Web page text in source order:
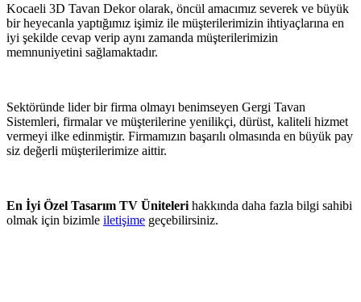
Kocaeli 3D Tavan Dekor olarak, öncül amacımız severek ve büyük
bir heyecanla yaptığımız işimiz ile müşterilerimizin ihtiyaçlarına en
iyi şekilde cevap verip aynı zamanda müşterilerimizin
memnuniyetini sağlamaktadır.
Sektöründe lider bir firma olmayı benimseyen Gergi Tavan
Sistemleri, firmalar ve müşterilerine yenilikçi, dürüst, kaliteli hizmet
vermeyi ilke edinmiştir. Firmamızın başarılı olmasında en büyük pay
siz değerli müşterilerimize aittir.
En İyi Özel Tasarım TV Üniteleri hakkında daha fazla bilgi sahibi
olmak için bizimle iletişime geçebilirsiniz.